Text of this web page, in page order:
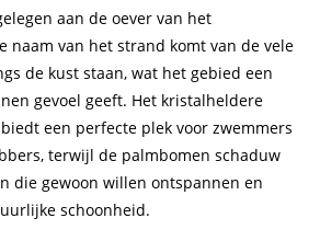
aan de oever van het
naam van het strand komt van de vele
de kust staan, wat het gebied een
gevoel geeft. Het kristalheldere
een perfecte plek voor zwemmers
terwijl de palmbomen schaduw
die gewoon willen ontspannen en
schoonheid.